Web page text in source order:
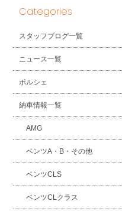
Categories
スタッフブログ一覧
ニュース一覧
ポルシェ
納車情報一覧
AMG
ベンツA・B・その他
ベンツCLS
ベンツCLクラス